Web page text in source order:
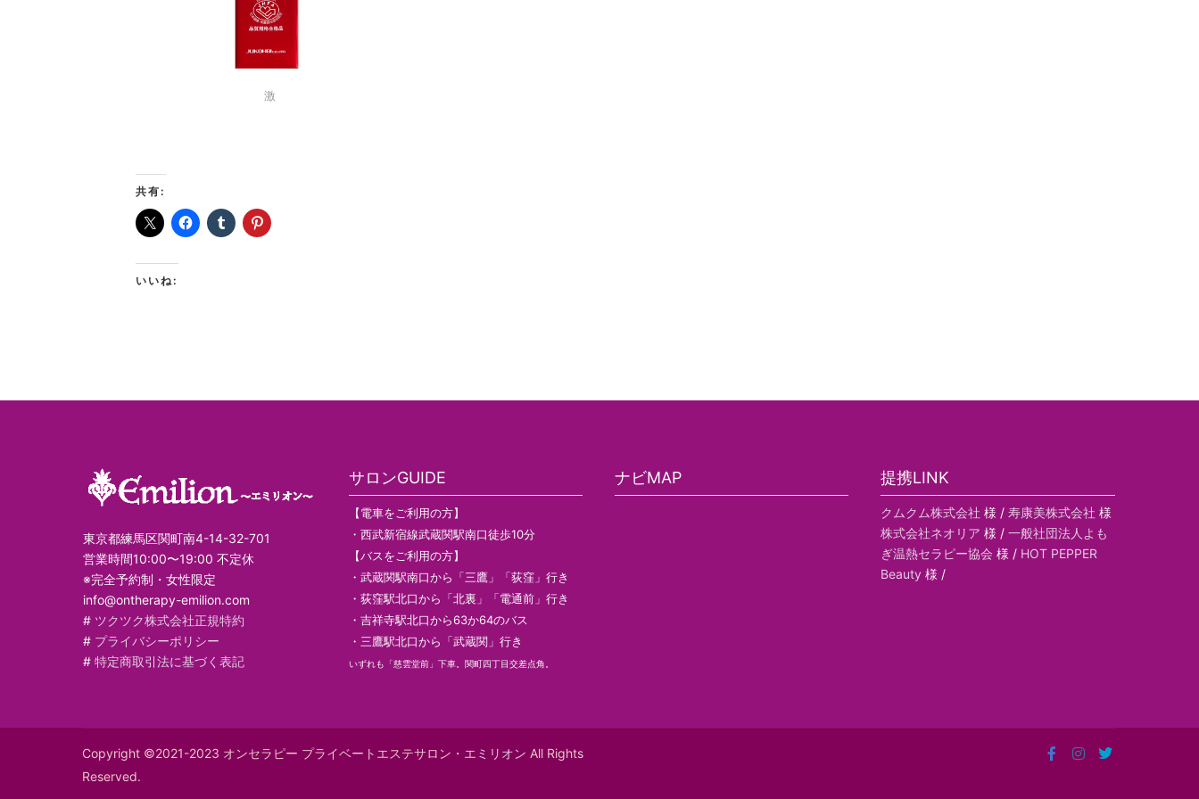
激
共有:
いいね:
東京都練馬区関町南4-14-32-701
営業時間10:00〜19:00 不定休
※完全予約制・女性限定
info@ontherapy-emilion.com
# ツクツク株式会社正規特約
# プライバシーポリシー
#特定商取引法に基づく表記
サロンGUIDE
【電車をご利用の方】
・西武新宿線武蔵関駅南口徒歩10分
【バスをご利用の方】
・武蔵関駅南口から「三鷹」「荻窪」行き
・荻窪駅北口から「北裏」「電通前」行き
・吉祥寺駅北口から63か64のバス
・三鷹駅北口から「武蔵関」行き
いずれも「慈雲堂前」下車。関町四丁目交差点角。
ナビMAP 提携LINK
クムクム株式会社 様 /寿康美株式会社 様
株式会社ネオリア 様 /一般社団法人よも
ぎ温熱セラピー協会 様 / HOT PEPPER
Beauty 様 /
Copyright ©2021-2023 オンセラピー プライベートエステサロン・ エミリオン All Rights
Reserved.